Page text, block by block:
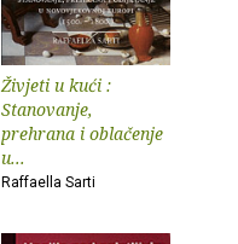
Živjeti u kući :
Stanovanje,
prehrana i oblačenje
u...
Raffaella Sarti